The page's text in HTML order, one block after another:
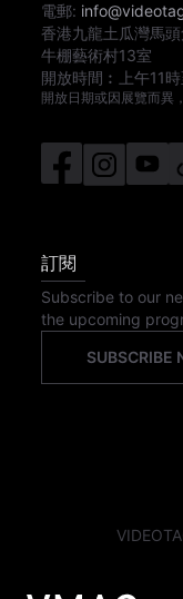
電郵:
香港九龍土瓜灣馬
牛棚藝術村13室
開放時間︰
上午11時
開放日期或因展覽而異
訂閱
Subscribe to our
the upcoming
SUBSCRIBE